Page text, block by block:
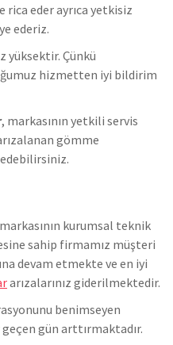
eder ayrıca yetkisiz
ederiz.
yüksektir. Çünkü
hizmetten iyi bildirim
, markasının yetkili servis
gömme
kurumsal teknik
sahip firmamız müşteri
devam etmekte ve en iyi
arızalarınız giderilmektedir.
benimseyen
gün arttırmaktadır.